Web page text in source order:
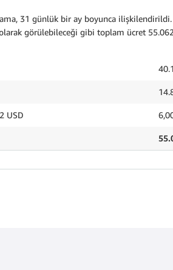
31 günlük bir ay boyunca
görülebileceği gibi toplam ücret
USD
USD